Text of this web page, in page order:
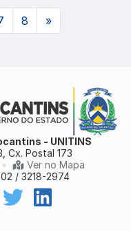
8 »
- UNITINS
Cx. Postal 173
•
Ver no Mapa
/ 3218-2974